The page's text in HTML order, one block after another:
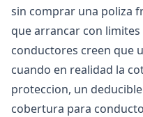
sin comprar una poliza
que arrancar con
conductores creen que
cuando en realidad la
proteccion, un
cobertura para